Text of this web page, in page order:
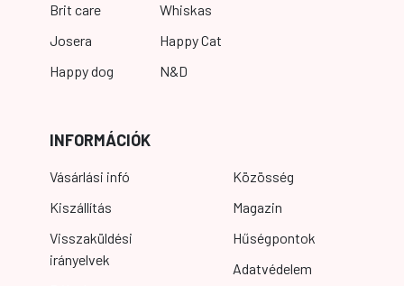
Brit care
Josera
Happy dog
Whiskas
Happy Cat
N&D
INFORMÁCIÓK
Vásárlási infó
Kiszállítás
Visszaküldési
irányelvek
Közösség
Magazin
Hűségpontok
Adatvédelem